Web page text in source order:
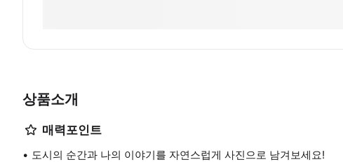
상품소개
매력포인트
도시의 순간과 나의 이야기를 자연스럽게 사진으로 남겨보세요!